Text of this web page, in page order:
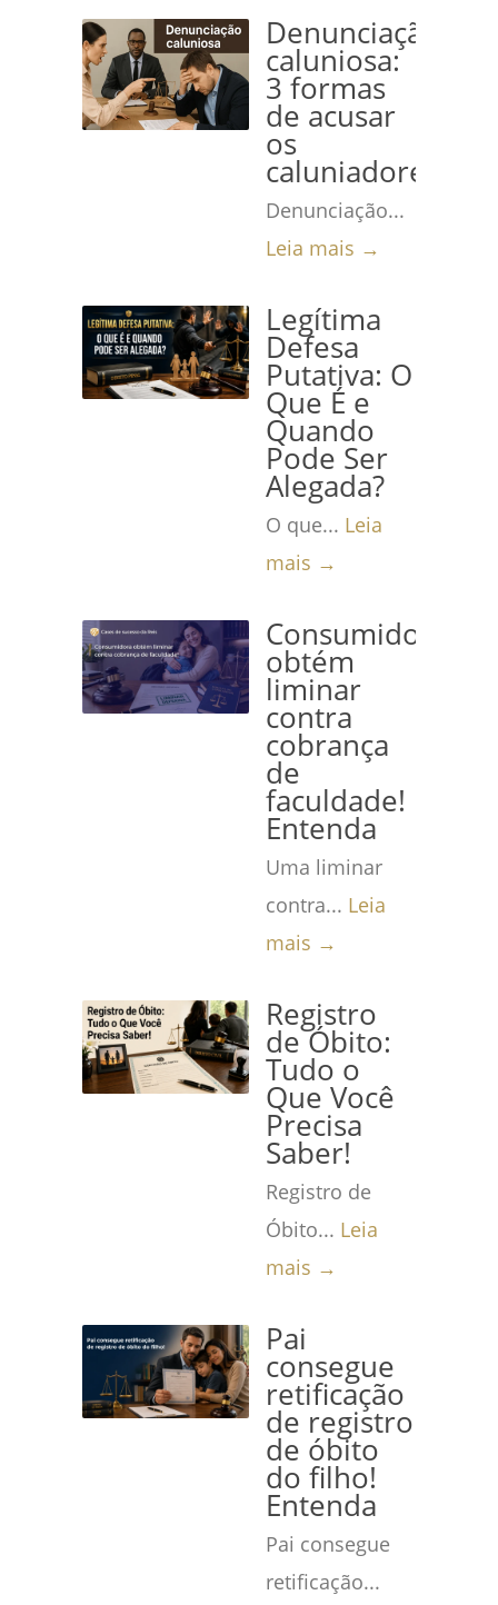
Denunciação
caluniosa:
3 formas
de acusar
os
caluniadores
Denunciação...
Leia mais →
Legítima
Defesa
Putativa: O
Que É e
Quando
Pode Ser
Alegada?
O que... Leia
mais →
Consumidora
obtém
liminar
contra
cobrança
de
faculdade!
Entenda
Uma liminar
contra... Leia
mais →
Registro
de Óbito:
Tudo o
Que Você
Precisa
Saber!
Registro de
Óbito... Leia
mais →
Pai
consegue
retificação
de registro
de óbito
do filho!
Entenda
Pai consegue
retificação...